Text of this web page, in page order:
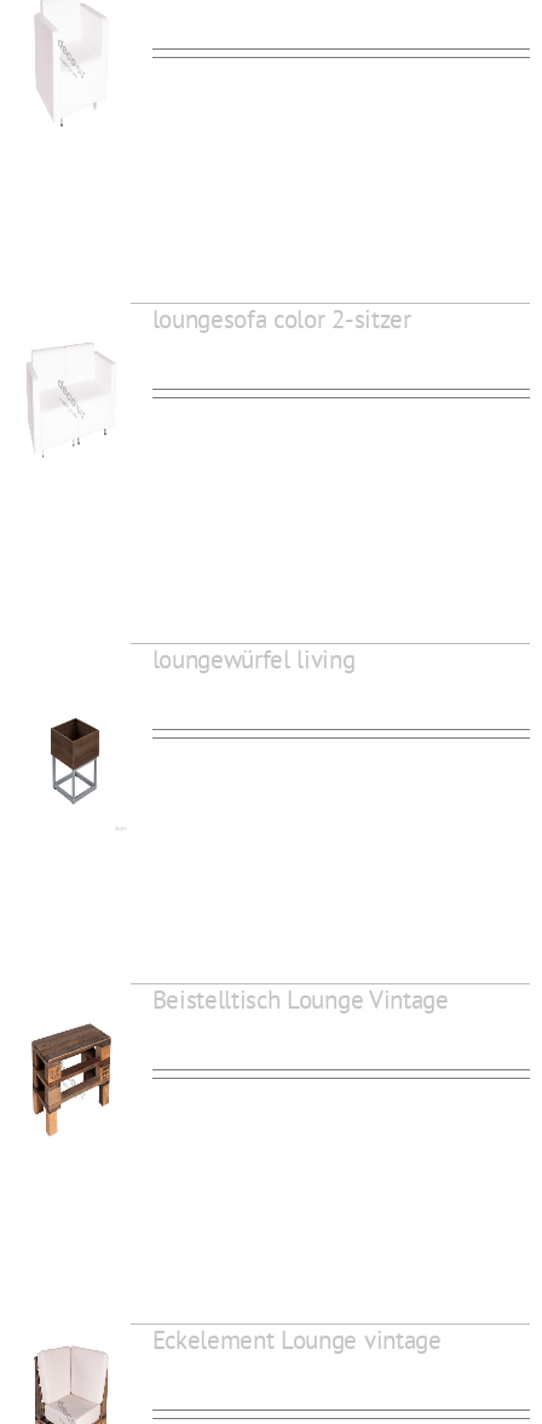
loungesofa color 2-sitzer
loungewürfel living
Beistelltisch Lounge Vintage
Eckelement Lounge vintage